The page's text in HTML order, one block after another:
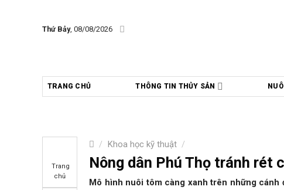
Thứ Bảy, 08/08/2026
TRANG CHỦ THÔNG TIN THỦY SẢN
/ Khoa học kỹ thuật /
Trang
chủ
Nông dân Phú Thọ tránh rét
Mô hình nuôi tôm càng xanh trên những cánh